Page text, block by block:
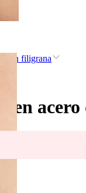
con filigrana
en